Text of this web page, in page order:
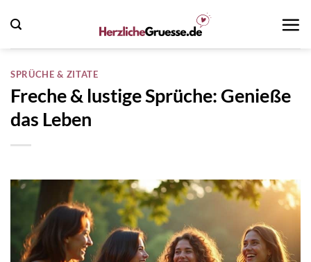
Inhalt
springen
SPRÜCHE & ZITATE
Freche & lustige Sprüche: Genieße
das Leben